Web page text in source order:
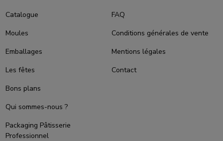
Catalogue
Moules
Emballages
Les fêtes
Bons plans
Qui sommes-nous ?
Packaging Pâtisserie
Professionnel
FAQ
Conditions générales de vente
Mentions légales
Contact